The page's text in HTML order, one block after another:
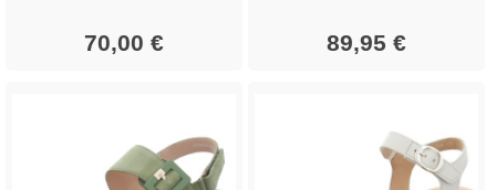
70,00 € 89,95 €